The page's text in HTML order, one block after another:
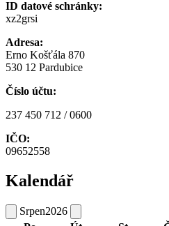
ID datové schránky:
xz2grsi
Adresa:
Erno Košťála 870
530 12 Pardubice
Číslo účtu:
237 450 712 / 0600
IČO:
09652558
Kalendář
Srpen2026